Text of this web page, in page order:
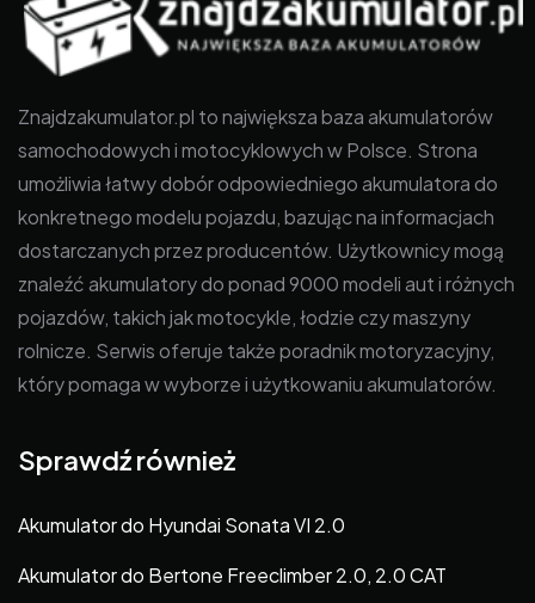
Znajdzakumulator.pl to największa baza akumulatorów
samochodowych i motocyklowych w Polsce. Strona
umożliwia łatwy dobór odpowiedniego akumulatora do
konkretnego modelu pojazdu, bazując na informacjach
dostarczanych przez producentów. Użytkownicy mogą
znaleźć akumulatory do ponad 9000 modeli aut i różnych
pojazdów, takich jak motocykle, łodzie czy maszyny
rolnicze. Serwis oferuje także poradnik motoryzacyjny,
który pomaga w wyborze i użytkowaniu akumulatorów.
Sprawdź również
Akumulator do Hyundai Sonata VI 2.0
Akumulator do Bertone Freeclimber 2.0, 2.0 CAT